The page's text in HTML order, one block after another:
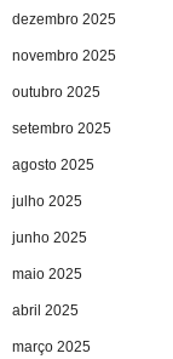
dezembro 2025
novembro 2025
outubro 2025
setembro 2025
agosto 2025
julho 2025
junho 2025
maio 2025
abril 2025
março 2025